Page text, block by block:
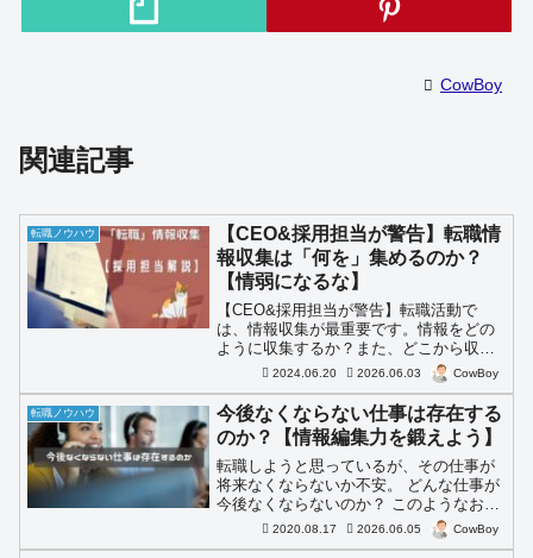
CowBoy
関連記事
転職ノウハウ
【CEO&採用担当が警告】転職情
報収集は「何を」集めるのか？
【情弱になるな】
【CEO&採用担当が警告】転職活動で
は、情報収集が最重要です。情報をどの
ように収集するか？また、どこから収集
するか？これが、とても大切です。本記
事では、転職情報収集を「何を」「どこ
から」集めるのかをロードマップとし
て、整理しています。
2024.06.20 2026.06.03 CowBoy
転職ノウハウ
今後なくならない仕事は存在する
のか？【情報編集力を鍛えよう】
転職しようと思っているが、その仕事が
将来なくならないか不安。 どんな仕事が
今後なくならないのか？ このようなお悩
み・疑問にお答えします。
2020.08.17 2026.06.05 CowBoy